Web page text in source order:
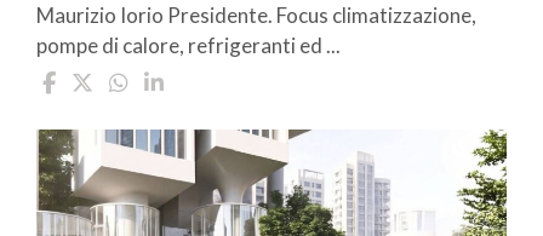
Maurizio Iorio Presidente. Focus climatizzazione,
pompe di calore, refrigeranti ed ...